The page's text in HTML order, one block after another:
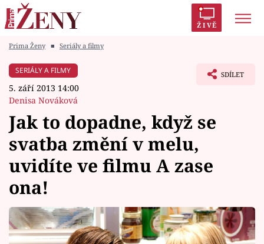
ŽIVĚ
Módní alarm
Témata
Celebrity
Vztahy
Seriály
Prima Ženy ■ Seriály a filmy
SERIÁLY A FILMY
5. září 2013 14:00
Denisa Nováková
SDÍLET
Jak to dopadne, když se
svatba změní v melu,
uvidíte ve filmu A zase
ona!